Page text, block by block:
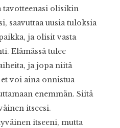
tavotteenasi olisikin
saavuttaa uusia tuloksia
ja olisit vasta
Elämässä tulee
ja jopa niitä
et voi aina onnistua
enemmän. Siitä
itseesi.
itseeni, mutta